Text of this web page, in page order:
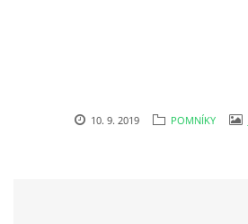
10. 9. 2019 POMNÍKY